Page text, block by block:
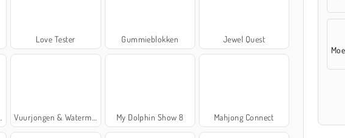
Love Tester Gummieblokken Jewel Quest
Vuurjongen & Watermeisje 2: Lichttempel My Dolphin Show 8 Mahjong Connect